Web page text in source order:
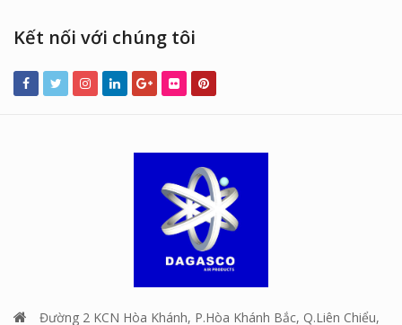
Kết nối với chúng tôi
Đường 2 KCN Hòa Khánh, P.Hòa Khánh Bắc, Q.Liên Chiểu,